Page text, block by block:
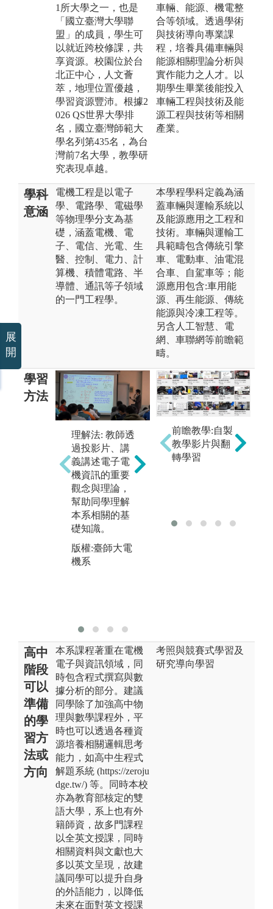
1所大學之一，也是
「國立臺灣大學聯
盟」的成員，學生可
以就近跨校修課，共
享資源。校園位於台
北正中心，人文薈
萃，地理位置優越，
學習資源豐沛。根據2
026 QS世界大學排
名，國立臺灣師範大
學名列第435名，為台
灣前7名大學，教學研
究表現卓越。
車輛、能源、機電整
合等領域。透過學術
與技術導向專業課
程，培養具備車輛與
能源相關理論分析與
實作能力之人才。以
期學生畢業後能投入
車輛工程與技術及能
源工程與技術等相關
產業。
學科
意涵
電機工程是以電子
學、電路學、電磁學
等物理學分支為基
礎，涵蓋電機、電
子、電信、光電、生
醫、控制、電力、計
算機、積體電路、半
導體、通訊等子領域
的一門工程學。
本學程學科定義為涵
蓋車輛與運輸系統以
及能源應用之工程和
技術。車輛與運輸工
具範疇包含傳統引擎
車、電動車、油電混
合車、自駕車等；能
源應用包含:車用能
源、再生能源、傳統
能源與冷凍工程等。
另含人工智慧、電
網、車聯網等前瞻範
疇。
學習
方法
理解法: 教師透
過投影片、講
義講述電子電
機資訊的重要
觀念與理論，
幫助同學理解
本系相關的基
礎知識。
版權:臺師大電
機系
實驗法: 進行電
版權:臺師大電
前瞻教學:自製
教學影片與翻
轉學習
高中
階段
可以
準備
的學
習方
法或
方向
本系課程著重在電機
電子與資訊領域，同
時包含程式撰寫與數
據分析的部分。建議
同學除了加強高中物
理與數學課程外，平
時也可以透過各種資
源培養相關邏輯思考
能力，如高中生程式
解題系統 (https://zeroju
dge.tw/) 等。同時本校
亦為教育部核定的雙
語大學，系上也有外
籍師資，故多門課程
以全英文授課，同時
相關資料與文獻也大
多以英文呈現，故建
議同學可以提升自身
的外語能力，以降低
未來在面對英文授課
考照與競賽式學習及
研究導向學習
展
開